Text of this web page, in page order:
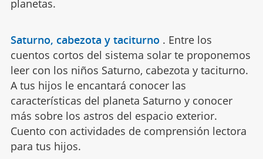
planetas.
Saturno, cabezota y taciturno . Entre los
cuentos cortos del sistema solar te proponemos
leer con los niños Saturno, cabezota y taciturno.
A tus hijos le encantará conocer las
características del planeta Saturno y conocer
más sobre los astros del espacio exterior.
Cuento con actividades de comprensión lectora
para tus hijos.